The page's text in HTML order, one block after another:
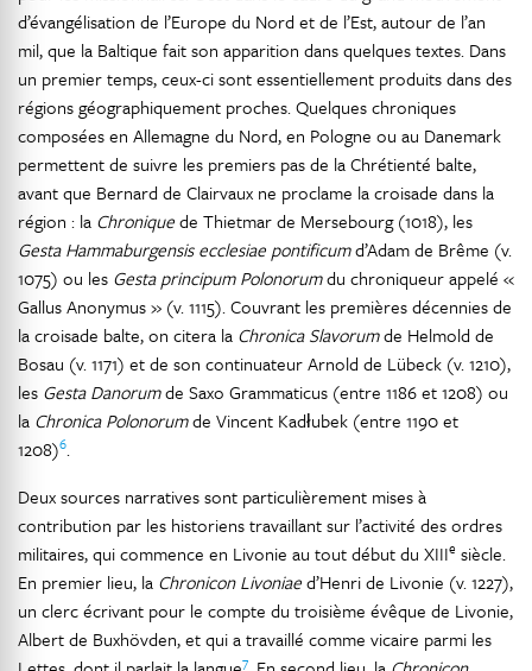
d’évangélisation de l’Europe du Nord et de l’Est, autour de l’an
mil, que la Baltique fait son apparition dans quelques textes. Dans
un premier temps, ceux-ci sont essentiellement produits dans des
régions géographiquement proches. Quelques chroniques
composées en Allemagne du Nord, en Pologne ou au Danemark
permettent de suivre les premiers pas de la Chrétienté balte,
avant que Bernard de Clairvaux ne proclame la croisade dans la
région : la Chroniquede Thietmar de Mersebourg (1018), les
Gesta Hammaburgensis ecclesiae pontificumd’Adam de Brême (v.
1075) ou les Gesta principum Polonorumdu chroniqueur appelé «
Gallus Anonymus » (v. 1115). Couvrant les premières décennies de
la croisade balte, on citera la Chronica Slavorumde Helmold de
Bosau (v. 1171) et de son continuateur Arnold de Lübeck (v. 1210),
les Gesta Danorumde Saxo Grammaticus (entre 1186 et 1208) ou
la Chronica Polonorumde Vincent Kadłubek (entre 1190 et
1208)6.
Deux sources narratives sont particulièrement mises à
contribution par les historiens travaillant sur l’activité des ordres
militaires, qui commence en Livonie au tout début du XIIIe siècle.
En premier lieu, la Chronicon Livoniaed’Henri de Livonie (v. 1227),
un clerc écrivant pour le compte du troisième évêque de Livonie,
Albert de Buxhövden, et qui a travaillé comme vicaire parmi les
7